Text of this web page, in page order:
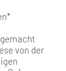
*
von der